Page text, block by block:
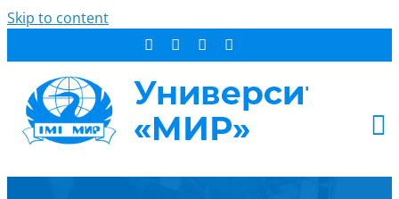
Skip to content